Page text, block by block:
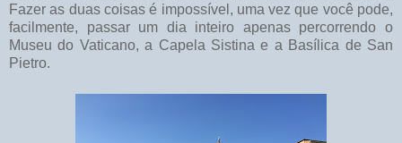
Fazer as duas coisas é impossível, uma vez que você pode,
facilmente, passar um dia inteiro apenas percorrendo o
Museu do Vaticano, a Capela Sistina e a Basílica de San
Pietro.